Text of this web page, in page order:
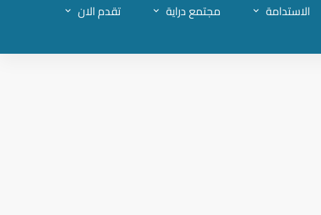
الاستدامة مجتمع دراية تقدم الان